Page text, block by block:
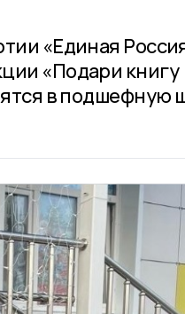
«Единая
«Подари книгу
в подшефную